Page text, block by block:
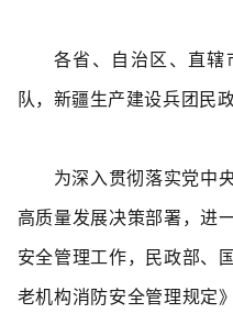
各省、自治区、直辖
队，新疆生产建设兵团民政
为深入贯彻落实党中央
高质量发展决策部署，进
安全管理工作，民政部、
老机构消防安全管理规定